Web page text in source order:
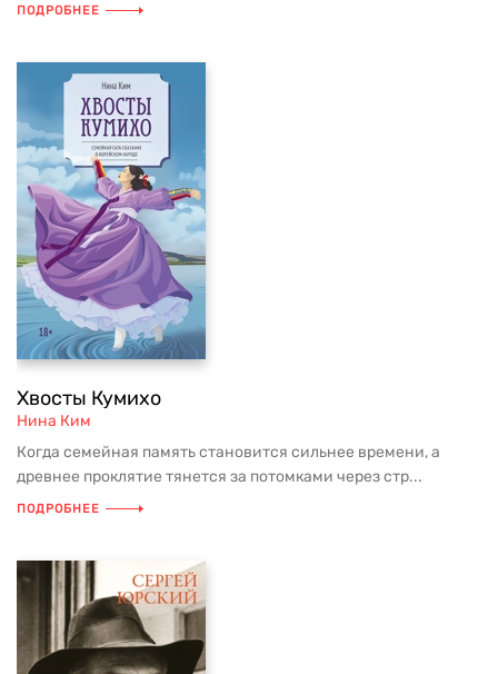
ПОДРОБНЕЕ
Хвосты Кумихо
Нина Ким
Когда семейная память становится сильнее времени, а
древнее проклятие тянется за потомками через стр...
ПОДРОБНЕЕ